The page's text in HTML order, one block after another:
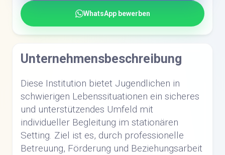
WhatsApp bewerben
Unternehmensbeschreibung
Diese Institution bietet Jugendlichen in
schwierigen Lebenssituationen ein sicheres
und unterstützendes Umfeld mit
individueller Begleitung im stationären
Setting. Ziel ist es, durch professionelle
Betreuung, Förderung und Beziehungsarbeit